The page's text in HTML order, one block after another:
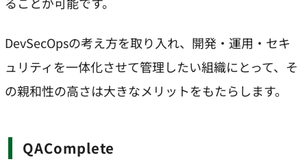
DevSecOpsの考え方を取り入れ、開発・運用・セキ
ュリティを一体化させて管理したい組織にとって、そ
の親和性の高さは大きなメリットをもたらします。
QAComplete